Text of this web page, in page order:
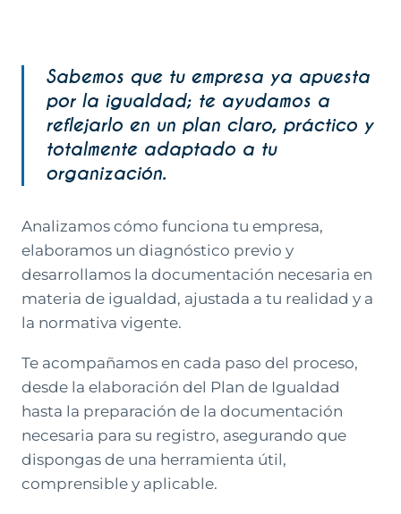
Sabemos que tu empresa ya apuesta
por la igualdad; te ayudamos a
reflejarlo en un plan claro, práctico y
totalmente adaptado a tu
organización.
Analizamos cómo funciona tu empresa,
elaboramos un diagnóstico previo y
desarrollamos la documentación necesaria en
materia de igualdad, ajustada a tu realidad y a
la normativa vigente.
Te acompañamos en cada paso del proceso,
desde la elaboración del Plan de Igualdad
hasta la preparación de la documentación
necesaria para su registro, asegurando que
dispongas de una herramienta útil,
comprensible y aplicable.